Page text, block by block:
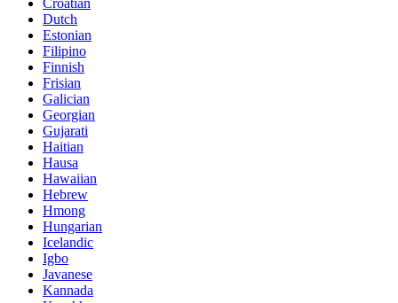
Dutch
Estonian
Filipino
Finnish
Frisian
Galician
Georgian
Gujarati
Haitian
Hausa
Hawaiian
Hebrew
Hmong
Hungarian
Icelandic
Igbo
Javanese
Kannada